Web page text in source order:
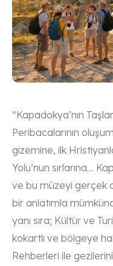
“Kapadokya’nın
Peribacalarının
gizemine, ilk
Yolu’nun sırlarına…
ve bu müzeyi gerçek
bir anlatımla
yanı sıra; Kültür ve
kokartlı ve bölgeye
Rehberleri ile